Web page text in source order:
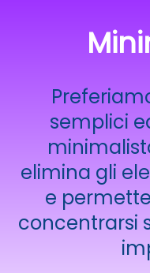
semplici
elimina gli
e
concentrarsi